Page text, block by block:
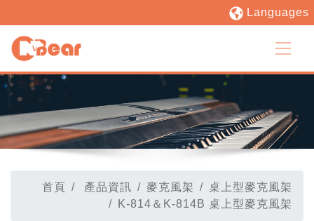
Languages
首頁 產品資訊 麥克風架
桌上型麥克風架
K-814＆K-814B 桌上型麥克風架